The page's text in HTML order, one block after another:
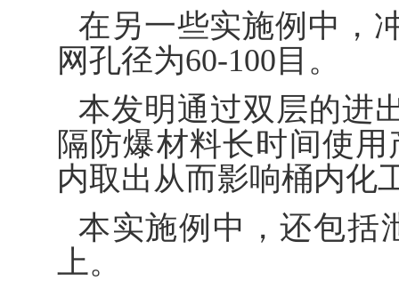
在另一些实施例中，
网孔径为60-100目。
本发明通过双层的进
隔防爆材料长时间使
内取出从而影响桶内
本实施例中，还包括
上。